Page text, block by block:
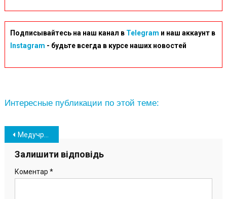
Подписывайтесь на наш канал в Telegram и наш аккаунт в
Instagram - будьте всегда в курсе наших новостей
Интересные публикации по этой теме:
Навігація
записів
Медучреждения Южного ремонтируют согласно инклюзивным требованиям
Залишити відповідь
Коментар *